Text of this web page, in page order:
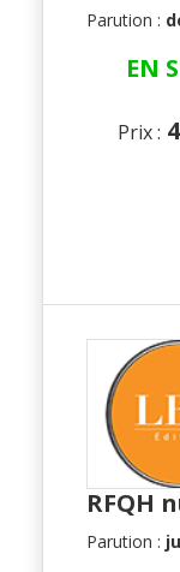
Parution :
EN
Prix :
RFQH
Parution :